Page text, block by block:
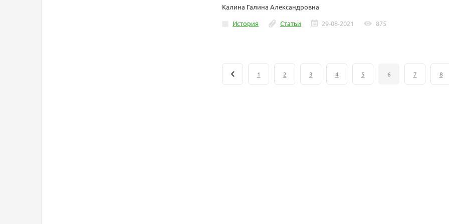
Калина Галина Александровна
История
Статьи 29-08-2021 875
1 2 3 4 5 6 7 8